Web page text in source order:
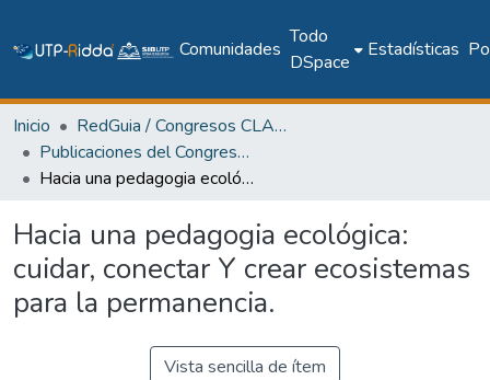
Comunidades
Todo
DSpace
Estadísticas
Inicio
RedGuia / Congresos CLABES
Publicaciones del Congreso Internacional CLABES
Hacia una pedagogia ecológica: cuidar, conectar Y crear ecosistemas para la permanencia.
Hacia una pedagogia ecológica:
cuidar, conectar Y crear ecosistemas
para la permanencia.
Vista sencilla de ítem